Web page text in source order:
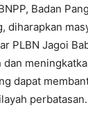
Badan
diharapkan
PLBN Jagoi
dapat
perbatasan.